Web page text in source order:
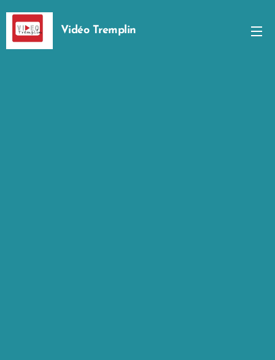
Vidéo Tremplin